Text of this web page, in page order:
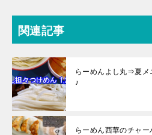
関連記事
らーめんよし丸⇒夏
♪
らーめん西華のチャ